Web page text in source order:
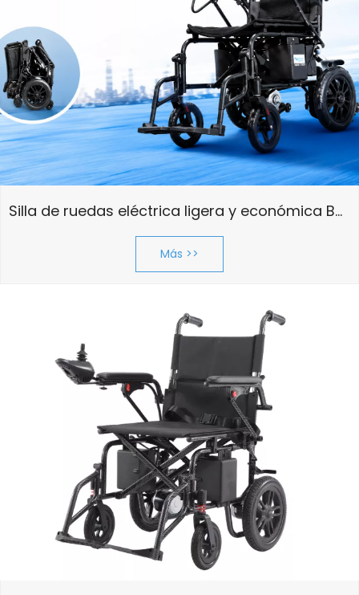
Silla de ruedas eléctrica ligera y económica BME1025 con respaldo plegable y neumáticos traseros de 12 pulgadas
Más >>